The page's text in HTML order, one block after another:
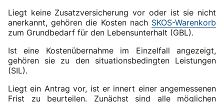
Liegt keine Zusatzversicherung vor oder ist sie nicht
anerkannt, gehören die Kosten nach SKOS-Warenkorb
zum Grundbedarf für den Lebensunterhalt (GBL).
Ist eine Kostenübernahme im Einzelfall angezeigt,
gehören sie zu den situationsbedingten Leistungen
(SIL).
Liegt ein Antrag vor, ist er innert einer angemessenen
Frist zu beurteilen. Zunächst sind alle möglichen